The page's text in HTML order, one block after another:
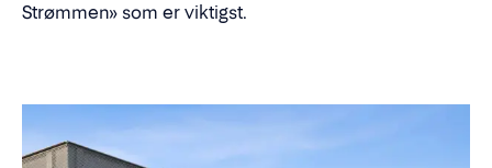
Strømmen» som er viktigst.